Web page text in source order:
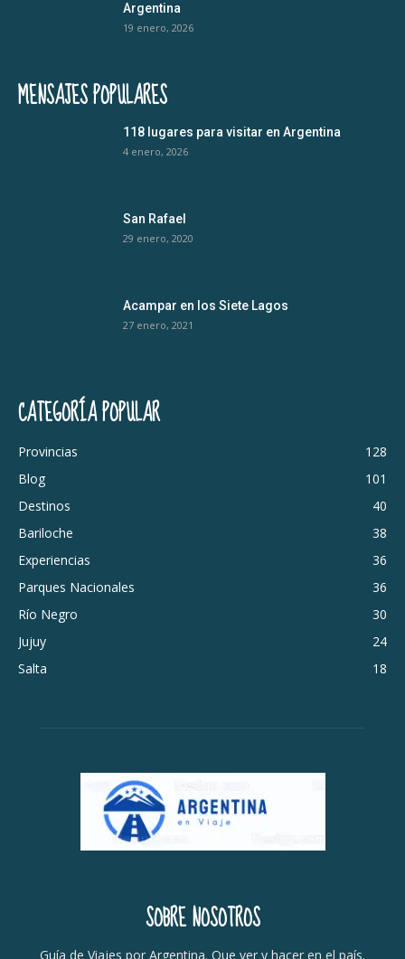
Argentina
19 enero, 2026
MENSAJES POPULARES
118 lugares para visitar en Argentina
4 enero, 2026
San Rafael
29 enero, 2020
Acampar en los Siete Lagos
27 enero, 2021
CATEGORÍA POPULAR
Provincias
128
Blog
101
Destinos
40
Bariloche
38
Experiencias
36
Parques Nacionales
36
Río Negro
30
Jujuy
24
Salta
18
SOBRE NOSOTROS
Guía de Viajes por Argentina. Que ver y hacer en el país.